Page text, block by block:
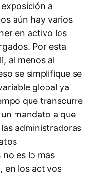
a
aún hay varios
en activo los
Por esta
al menos al
se simplifique se
global ya
que transcurre
mandato a que
administradoras
es lo mas
en los activos